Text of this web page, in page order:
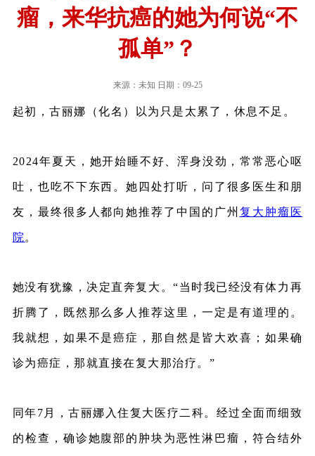
瘤，来华抗癌的她为何说“不
孤单”？
来源：未知 日期：09-25
起初，古丽娜（化名）以为只是太累了，休息不足。
2024年夏天，她开始睡不好、浑身没劲，常常恶心呕
吐，也吃不下东西。她四处打听，问了很多医生和朋
友，最终很多人都向她推荐了中国的广州 复大肿瘤医
院 。
她没有犹豫，决定直奔复大。“当时我已经没有体力再
折腾了，既然那么多人推荐这里，一定是有道理的。
我就想，如果不是癌症，那自然是皆大欢喜；如果确
诊为癌症，那就直接在复大那治疗。”
同年7月，古丽娜入住复大医疗二科。经过全面而细致
的检查，确诊她腹部的肿块为恶性淋巴瘤，符合结外